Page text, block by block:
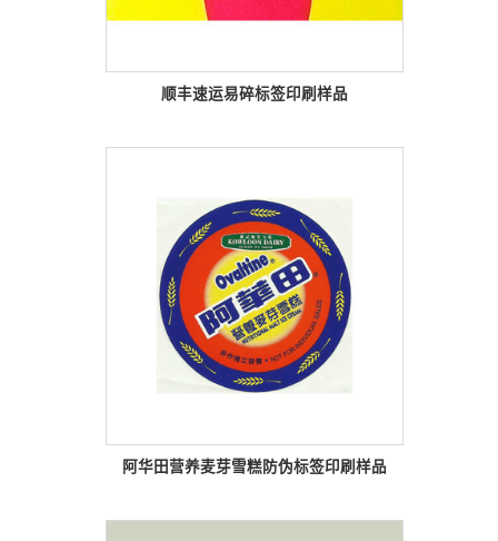
顺丰速运易碎标签印刷样品
阿华田营养麦芽雪糕防伪标签印刷样品